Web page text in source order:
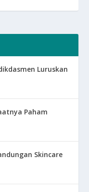
Luruskan
Paham
Skincare